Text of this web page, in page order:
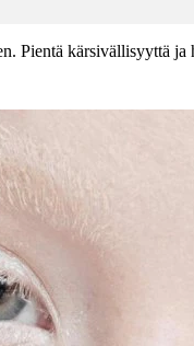
Pientä kärsivällisyyttä